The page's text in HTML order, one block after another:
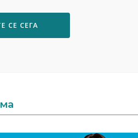
СЕ СЕГА